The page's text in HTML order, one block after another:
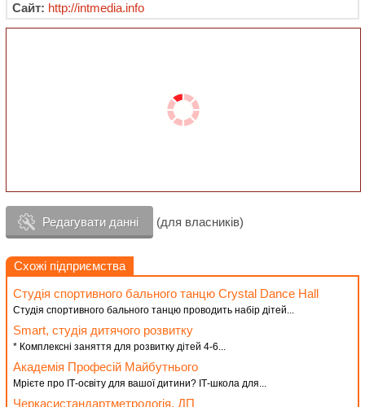
Сайт: http://intmedia.info
Редагувати данні (для власників)
Схожі підприємства
Студія спортивного бального танцю Crystal Dance Hall
Студія спортивного бального танцю проводить набір дітей...
Smart, студія дитячого розвитку
* Комплексні заняття для розвитку дітей 4-6...
Академія Професій Майбутнього
Мрієте про ІТ-освіту для вашої дитини? ІТ-школа для...
Черкасистандартметрологія, ДП